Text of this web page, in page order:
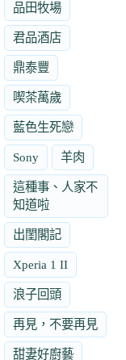
品田牧場
君品酒店
鼎泰豐
喫茶萬歲
藍色生死戀
Sony 羊肉
這種事、人家不
知道啦
出閨閣記
Xperia 1 II
浪子回頭
再見，不要再見
甜妻好廚藝